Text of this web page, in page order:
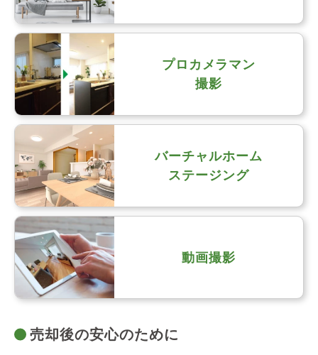
プロカメラマン
撮影
バーチャルホーム
ステージング
動画撮影
売却後の安心のために